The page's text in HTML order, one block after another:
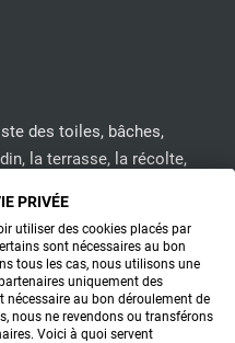
des toiles, bâches,
la terrasse, la récolte,
NOUS
PRIVÉE
utiliser des cookies placés par
sont nécessaires au bon
tous les cas, nous utilisons une
uniquement des
au bon déroulement de
nous ne revendons ou transférons
Voici à quoi servent